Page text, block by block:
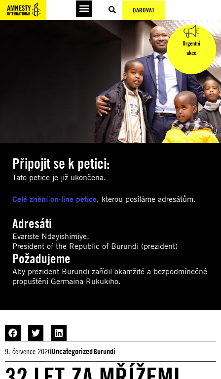
DAROVAT
Urgentní
akce
© Private
9. července 2020UncategorizedBurundi
Připojit se k petici:
Tato petice je již ukončena.
Celé znění on-line petice, kterou posíláme adresátům.
Adresáti
Evariste Ndayishimiye,
President of the Republic of Burundi (prezident)
Požadujeme
Aby prezident Burundi zařídil okamžité a bezpodmínečné
propuštění Germaina Rukukiho.